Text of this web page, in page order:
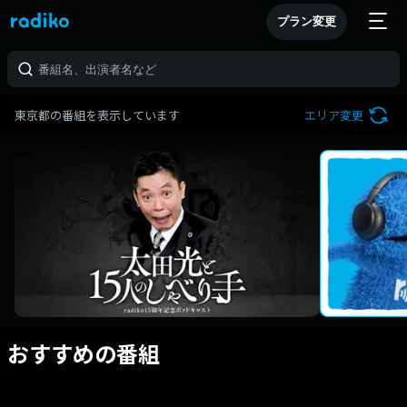
プラン変更
東京都の番組を表示しています エリア変更
おすすめの番組